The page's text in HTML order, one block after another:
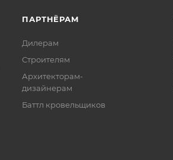
ПАРТНЁРАМ
Дилерам
Строителям
Архитекторам-
дизайнерам
Баттл кровельщиков